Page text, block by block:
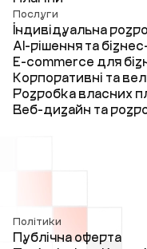
Послуги
Індивідуальна
AI-рішення та
E-commerce для
Корпоративні та
Розробка власних
Веб-дизайн та
Політики
Публічна оферта